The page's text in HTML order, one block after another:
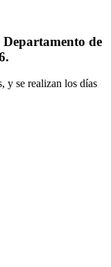
Departamento de
y se realizan los días